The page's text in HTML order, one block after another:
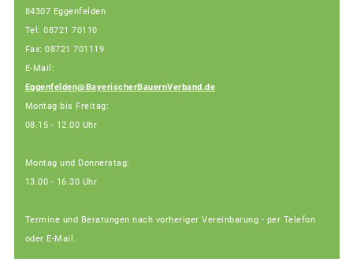
84307 Eggenfelden
Tel: 08721 70110
Fax: 08721 701119
E-Mail:
Eggenfelden@BayerischerBauernVerband.de
Montag bis Freitag:
08.15 - 12.00 Uhr
Montag und Donnerstag:
13.00 - 16.30 Uhr
Termine und Beratungen nach vorheriger Vereinbarung - per Telefon
oder E-Mail.